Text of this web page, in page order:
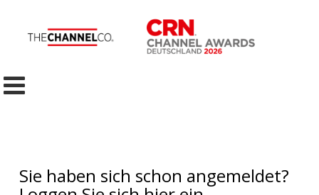
Sie haben sich schon angemeldet?